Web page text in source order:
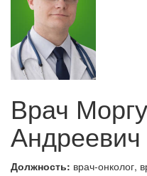
Врач
Андреевич
Должность: врач-онколог,